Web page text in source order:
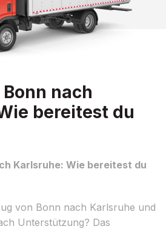
nach
bereitest du
Karlsruhe: Wie bereitest du
von Bonn nach Karlsruhe und
Unterstützung? Das